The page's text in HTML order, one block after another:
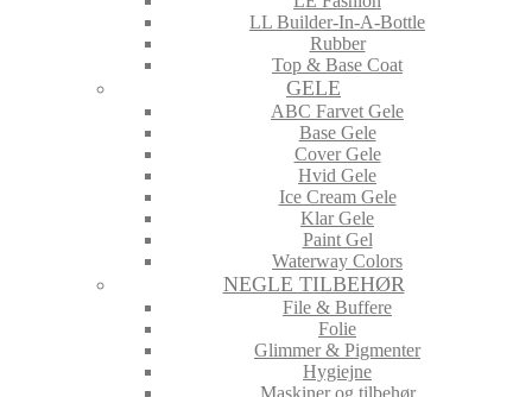
LL Builder-In-A-Bottle
Rubber
Top & Base Coat
GELE
ABC Farvet Gele
Base Gele
Cover Gele
Hvid Gele
Ice Cream Gele
Klar Gele
Paint Gel
Waterway Colors
NEGLE TILBEHØR
File & Buffere
Folie
Glimmer & Pigmenter
Hygiejne
Maskiner og tilbehør